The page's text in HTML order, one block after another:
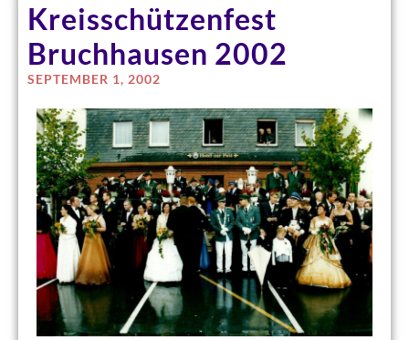
Kreisschützenfest
Bruchhausen 2002
SEPTEMBER 1, 2002